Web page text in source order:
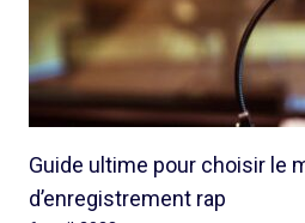
Guide ultime pour choisir le
d’enregistrement rap